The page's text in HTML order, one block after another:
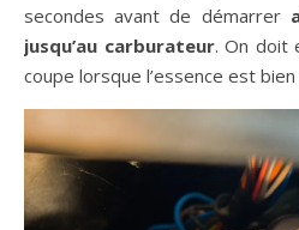
secondes avant de démarrer
jusqu’au carburateur. On doit
coupe lorsque l’essence est